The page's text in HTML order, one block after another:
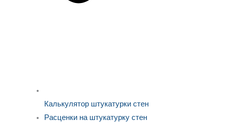
Калькулятор штукатурки стен
Расценки на штукатурку стен